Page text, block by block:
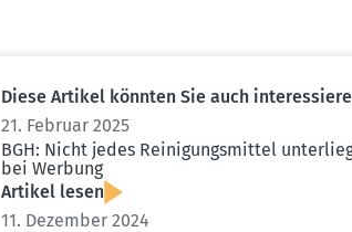
Diese Artikel könnten Sie auch
21. Februar 2025
BGH: Nicht jedes Reini­gungs­mittel
bei Werbung
Artikel lesen
11. Dezember 2024